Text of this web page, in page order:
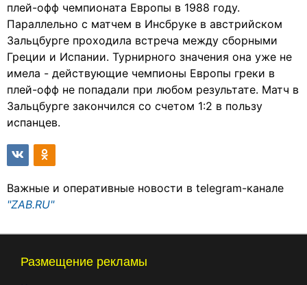
плей-офф чемпионата Европы в 1988 году.
Параллельно с матчем в Инсбруке в австрийском
Зальцбурге проходила встреча между сборными
Греции и Испании. Турнирного значения она уже не
имела - действующие чемпионы Европы греки в
плей-офф не попадали при любом результате. Матч в
Зальцбурге закончился со счетом 1:2 в пользу
испанцев.
Важные и оперативные новости в telegram-канале
"ZAB.RU"
Размещение рекламы